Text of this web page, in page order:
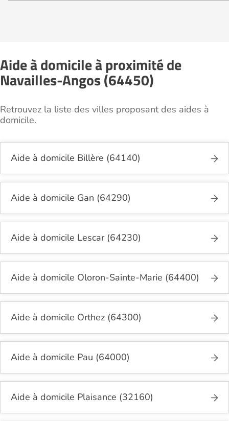
Aide à domicile à proximité de
Navailles-Angos (64450)
Retrouvez la liste des villes proposant des aides à
domicile.
Aide à domicile Billère (64140)
Aide à domicile Gan (64290)
Aide à domicile Lescar (64230)
Aide à domicile Oloron-Sainte-Marie (64400)
Aide à domicile Orthez (64300)
Aide à domicile Pau (64000)
Aide à domicile Plaisance (32160)